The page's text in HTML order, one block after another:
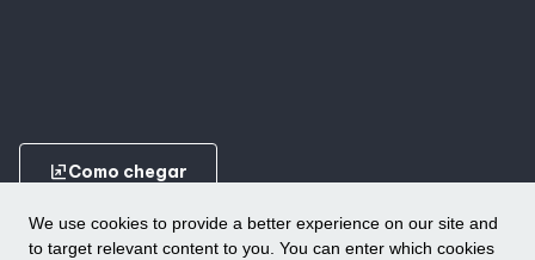
We use cookies to provide a better experience on our site and
to target relevant content to you. You can enter which cookies
ungroupComo chegar